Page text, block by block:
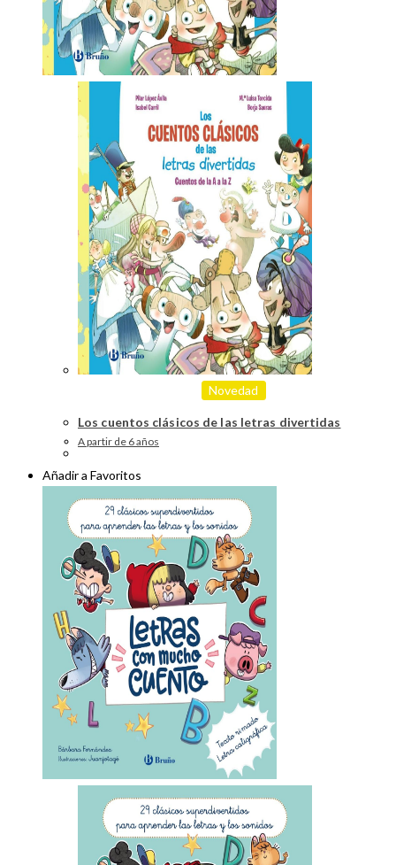
Novedad
Los cuentos clásicos de las letras divertidas
A partir de 6 años
Añadir a Favoritos